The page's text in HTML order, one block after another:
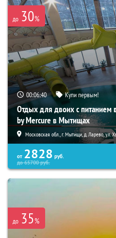
до 30%
00:06:38 Купи первым!
Отдых для двоих с питанием
by Mercure в Мытищах
Московская обл., г. Мытищи, д. Ларево, ул.
от 2828 руб.
до65700руб.
до 35%